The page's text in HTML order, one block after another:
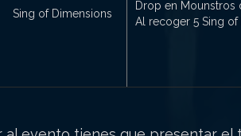
Sing of Dimensions
Drop en Mounstros
Al recoger 5 Sing of